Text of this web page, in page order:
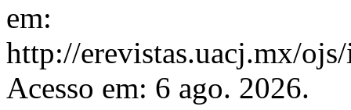
em:
http://erevistas.uacj.mx/
Acesso em: 6 ago. 2026.